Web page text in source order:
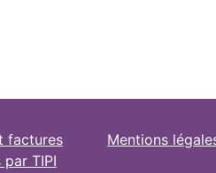
factures
par TIPI
Mentions